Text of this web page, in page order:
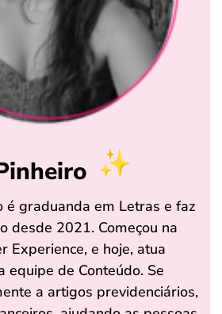
é graduanda em Letras e faz
desde 2021. Começou na
Experience, e hoje, atua
equipe de Conteúdo. Se
a artigos previdenciários,